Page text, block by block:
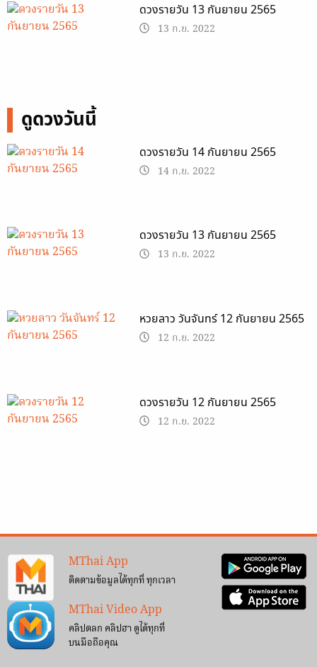
ดวงรายวัน 13 กันยายน 2565
13 ก.ย. 2022
ดูดวงวันนี้
ดวงรายวัน 14 กันยายน 2565
14 ก.ย. 2022
ดวงรายวัน 13 กันยายน 2565
13 ก.ย. 2022
หวยลาว วันจันทร์ 12 กันยายน 2565
12 ก.ย. 2022
ดวงรายวัน 12 กันยายน 2565
12 ก.ย. 2022
MThai App
ติดตามข้อมูลได้ทุกที่ ทุกเวลา
MThai Video App
คลิปตลก คลิปฮา ดูได้ทุกที่
บนมือถือคุณ